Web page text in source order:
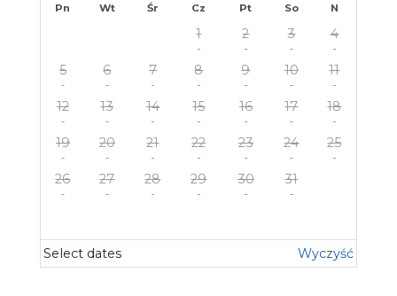
Pn Wt Śr Cz Pt So N
1 2 3 4
5 6 7 8 9 10 11
12 13 14 15 16 17 18
19 20 21 22 23 24 25
26 27 28 29 30 31
Select dates Wyczyść